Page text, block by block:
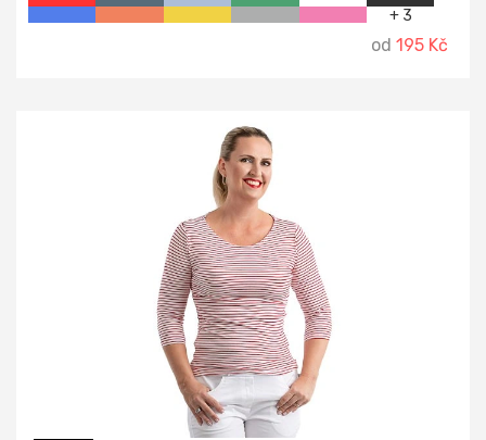
+ 3
od 195 Kč